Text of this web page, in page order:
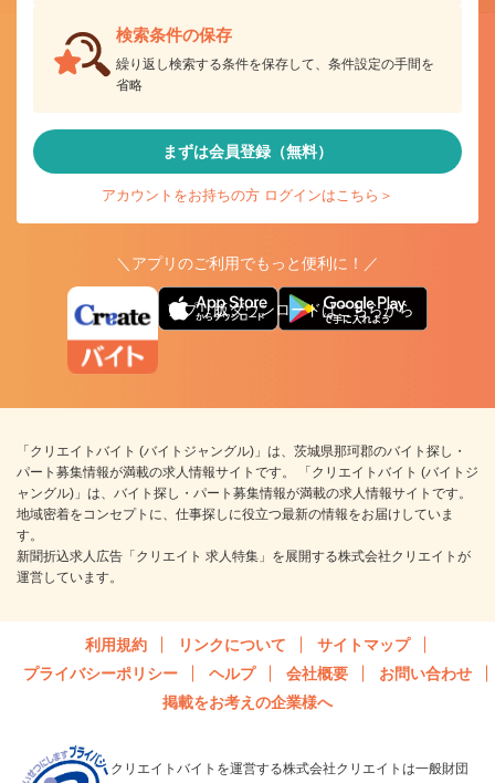
検索条件の保存
繰り返し検索する条件を保存して、条件設定の手間を
省略
まずは会員登録（無料）
アカウントをお持ちの方 ログインはこちら＞
＼アプリのご利用でもっと便利に！／
アプリ版ダウンロードはこちらから
「クリエイトバイト (バイトジャングル)」は、茨城県那珂郡のバイト探し・
パート募集情報が満載の求人情報サイトです。 「クリエイトバイト (バイトジ
ャングル)」は、バイト探し・パート募集情報が満載の求人情報サイトです。
地域密着をコンセプトに、仕事探しに役立つ最新の情報をお届けしていま
す。
新聞折込求人広告「クリエイト 求人特集」を展開する株式会社クリエイトが
運営しています。
利用規約 リンクについて
サイトマップ
プライバシーポリシー
ヘルプ 会社概要
お問い合わせ
掲載をお考えの企業様へ
クリエイトバイトを運営する株式会社クリエイトは一般財団